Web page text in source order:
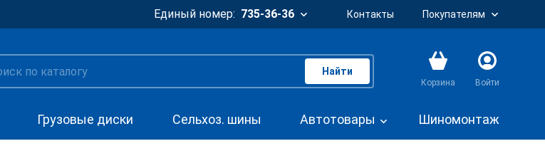
Единый номер: 735-36-36 Контакты Покупателям
Найти
Корзина Войти
Грузовые диски Сельхоз. шины Автотовары Шиномонтаж